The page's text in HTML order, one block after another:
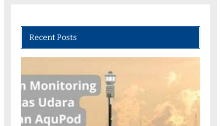
Recent Posts